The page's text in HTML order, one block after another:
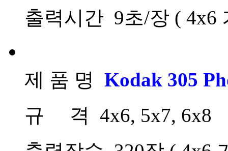
출력시간 9초/장 ( 4x6
제 품 명 Kodak 305
규 격 4x6, 5x7, 6x8